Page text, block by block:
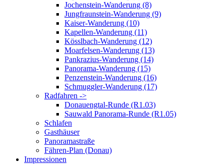
Jochenstein-Wanderung (8)
Jungfraunstein-Wanderung (9)
Kaiser-Wanderung (10)
Kapellen-Wanderung (11)
Kösslbach-Wanderung (12)
Moarfelsen-Wanderung (13)
Pankrazius-Wanderung (14)
Panorama-Wanderung (15)
Penzenstein-Wanderung (16)
Schmuggler-Wanderung (17)
Radfahren ->
Donauengtal-Runde (R1.03)
Sauwald Panorama-Runde (R1.05)
Schlafen
Gasthäuser
Panoramastraße
Fähren-Plan (Donau)
Impressionen